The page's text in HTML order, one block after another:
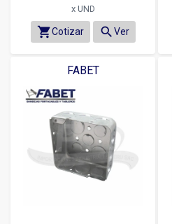
x UND
shopping_cartCotizar search Ver
FABET